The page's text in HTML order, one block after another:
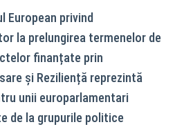
European privind
la prelungirea termenelor de
finanțate prin
și Reziliență reprezintă
unii europarlamentari
de la grupurile politice